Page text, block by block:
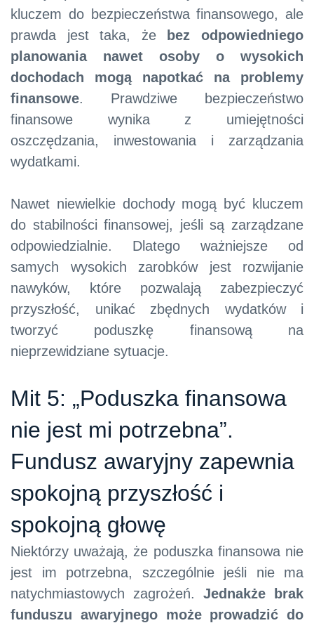
kluczem do bezpieczeństwa finansowego, ale
prawda jest taka, że
bez odpowiedniego
planowania nawet osoby o wysokich
dochodach mogą napotkać na problemy
finansowe. Prawdziwe bezpieczeństwo
finansowe wynika z umiejętności
oszczędzania, inwestowania i zarządzania
wydatkami.
Nawet niewielkie dochody mogą być kluczem
do stabilności finansowej, jeśli są zarządzane
odpowiedzialnie. Dlatego ważniejsze od
samych wysokich zarobków jest rozwijanie
nawyków, które pozwalają zabezpieczyć
przyszłość, unikać zbędnych wydatków i
tworzyć poduszkę finansową na
nieprzewidziane sytuacje.
Mit 5: „Poduszka finansowa
nie jest mi potrzebna”.
Fundusz awaryjny zapewnia
spokojną przyszłość i
spokojną głowę
Niektórzy uważają, że poduszka finansowa nie
jest im potrzebna, szczególnie jeśli nie ma
natychmiastowych zagrożeń. Jednakże brak
funduszu awaryjnego może prowadzić do